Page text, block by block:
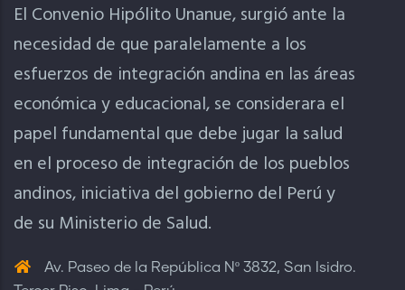
El Convenio Hipólito Unanue, surgió ante la
necesidad de que paralelamente a los
esfuerzos de integración andina en las áreas
económica y educacional, se considerara el
papel fundamental que debe jugar la salud
en el proceso de integración de los pueblos
andinos, iniciativa del gobierno del Perú y
de su Ministerio de Salud.
Av. Paseo de la República Nº 3832, San Isidro.